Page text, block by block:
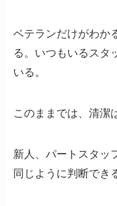
ベテランだけがわか
る。いつもいるスタ
いる。
このままでは、清潔
新人、パートスタッ
同じように判断でき